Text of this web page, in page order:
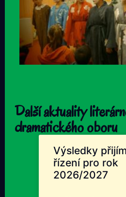
Další aktuality
dramatického oboru
Výsledky
řízení pro rok
2026/2027